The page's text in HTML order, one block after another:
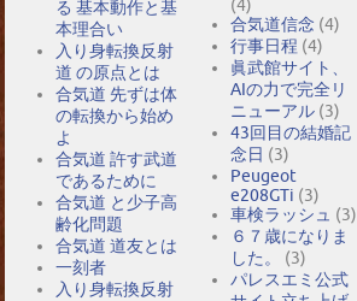
る 基本動作と基
本理合い
入り身転換反射
道 の原点とは
合気道 先ずは体
の転換から始め
よ
合気道 許す武道
であるために
合気道 と少子高
齢化問題
合気道 道友とは
一刻者
入り身転換反射
(4)
合気道信念 (4)
行事日程 (4)
眞武館サイト、
AIの力で完全リ
ニューアル (3)
43回目の結婚記
念日 (3)
Peugeot
e208GTi (3)
車検ラッシュ (3)
６７歳になりま
した。
(3)
パレスエミ公式